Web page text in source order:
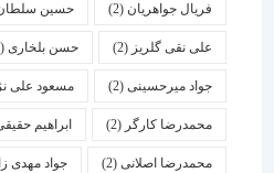
فریال جواهریان(2) حسین سلطان زاده(2)
علی نقی گلریز(2) حسن بلخاری(2)
جواد میرحسینی(2) مسعود علی نژاد(2)
محمدرضا کارگر(2) ابراهیم حقیقی(2)
محمدرضا اصلانی(2) جواد مهدی زاده(2)